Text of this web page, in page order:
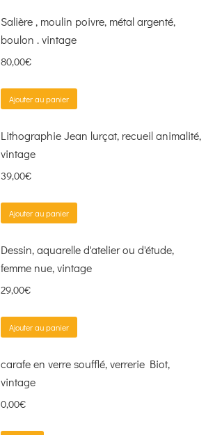
Salière , moulin poivre, métal argenté,
boulon . vintage
80,00€
Ajouter au panier
Lithographie Jean lurçat, recueil animalité,
vintage
39,00€
Ajouter au panier
Dessin, aquarelle d'atelier ou d'étude,
femme nue, vintage
29,00€
Ajouter au panier
carafe en verre soufflé, verrerie Biot,
vintage
0,00€